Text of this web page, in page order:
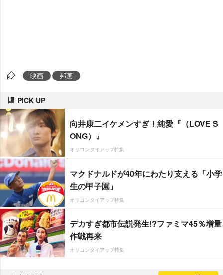
映画 邦画
PICK UP
向井康二イケメンすぎ！純愛『（LOVE S
ONG）』
オリコンタイアップ特集
マクドナルドが40年にわたり支える「小学
生の甲子園」
オリコンタイアップ特集
デカすぎ都市伝説発生!?ファミマ45％増量
作戦再来
オリコンタイアップ特集